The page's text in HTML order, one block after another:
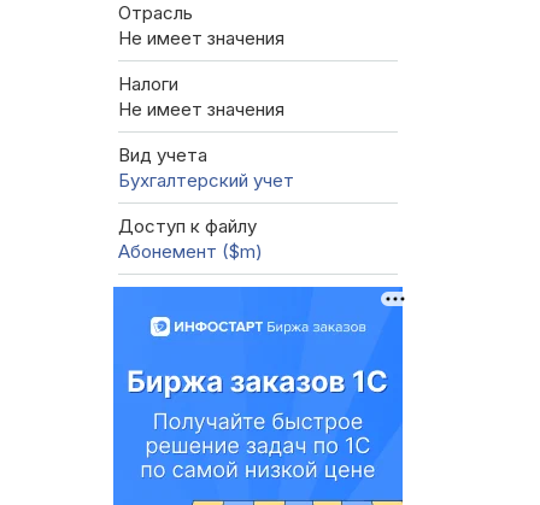
Отрасль
Не имеет значения
Налоги
Не имеет значения
Вид учета
Бухгалтерский учет
Доступ к файлу
Абонемент ($m)